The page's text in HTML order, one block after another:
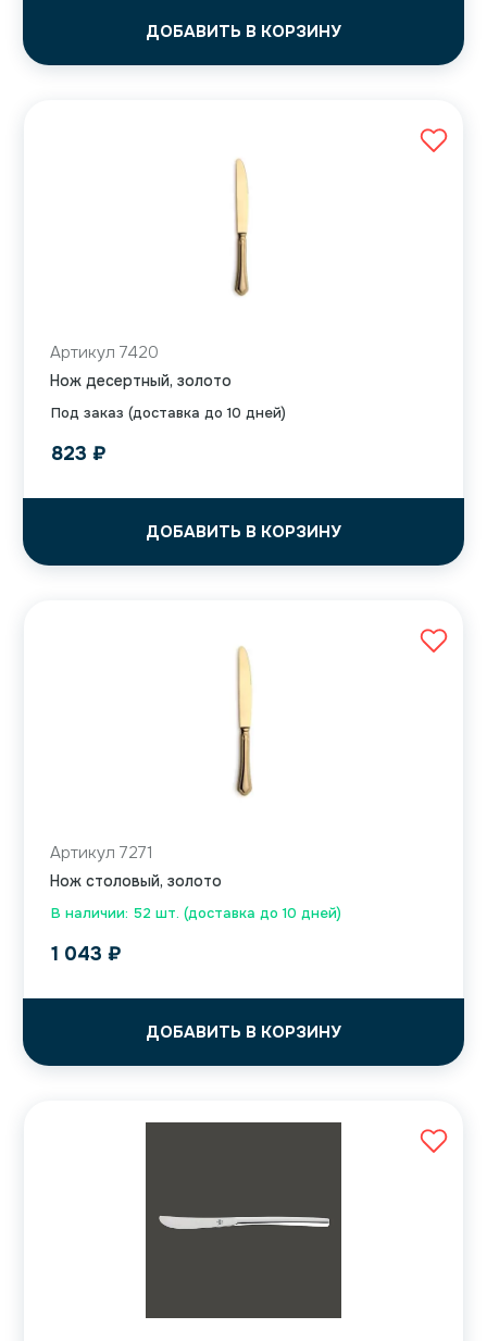
ДОБАВИТЬ В КОРЗИНУ
Под заказ (доставка до 10 дней)
Артикул 7420
Нож десертный, золото
823 ₽
ДОБАВИТЬ В КОРЗИНУ
В наличии: 52 шт. (доставка до 10 дней)
Артикул 7271
Нож столовый, золото
1 043 ₽
ДОБАВИТЬ В КОРЗИНУ